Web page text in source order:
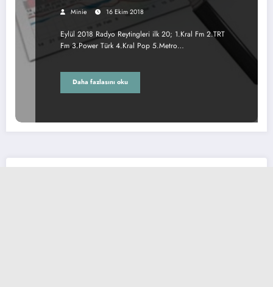
Minie 16 Ekim 2018
Eylül 2018 Radyo Reytingleri ilk 20; 1.Kral Fm 2.TRT
Fm 3.Power Türk 4.Kral Pop 5.Metro…
Daha fazlasını oku